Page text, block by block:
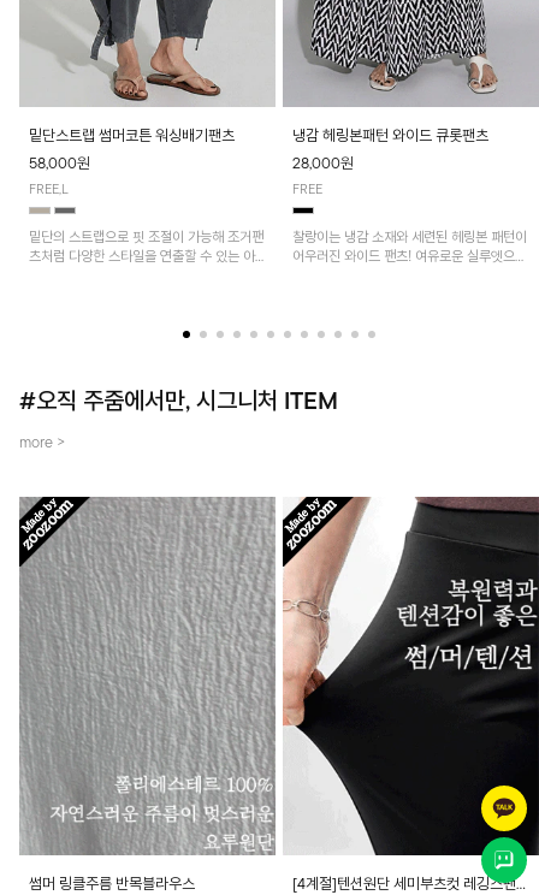
밑단스트랩 썸머코튼 워싱배기팬츠
58,000원
FREE,L
밑단의 스트랩으로 핏 조절이 가능해 조거팬
츠처럼 다양한 스타일을 연출할 수 있는 아
냉감 헤링본패턴 와이드 큐롯팬츠
28,000원
FREE
찰랑이는 냉감 소재와 세련된 헤링본 패턴이
어우러진 와이드 팬츠! 여유로운 실루엣으로
#오직 주줌에서만, 시그니처 ITEM
more >
썸머 링클주름 반목블라우스 [4계절]텐션원단 세미부츠컷 레깅스팬